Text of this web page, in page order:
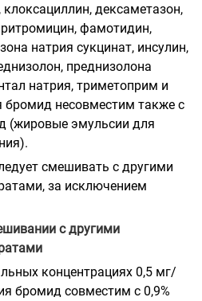
дексаметазон,
фамотидин,
натрия сукцинат, инсулин,
преднизолона
натрия, триметоприм и
бромид несовместим также с
(жировые эмульсии для
смешивать с другими
за исключением
с другими
концентрациях 0,5 мг/
бромид совместим с 0,9%